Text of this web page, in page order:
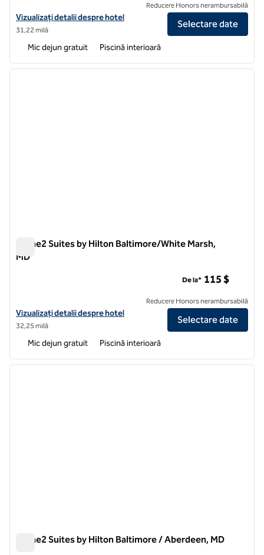
Vizualizați detaliile hotelului pentru Home2 Suites by Hilton Towson
Vizualizați detalii despre hotel
31,22 milă
Reducere Honors nerambursabilă
Selectare date
Mic dejun gratuit Piscină interioară
1 din 12
Home2 Suites by Hilton Baltimore/White Marsh,
MD
Vizualizați detaliile hotelului pentru Home2 Suites by Hilton
Vizualizați detalii despre hotel
32,25 milă
De la* 115 $
Reducere Honors nerambursabilă
Selectare date
Mic dejun gratuit Piscină interioară
1 din 12
Home2 Suites by Hilton Baltimore / Aberdeen, MD